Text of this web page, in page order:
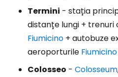
Termini - stația
distanțe lungi +
Fiumicino + autobuze
aeroporturile Fiumicino
Colosseo - Colosseum